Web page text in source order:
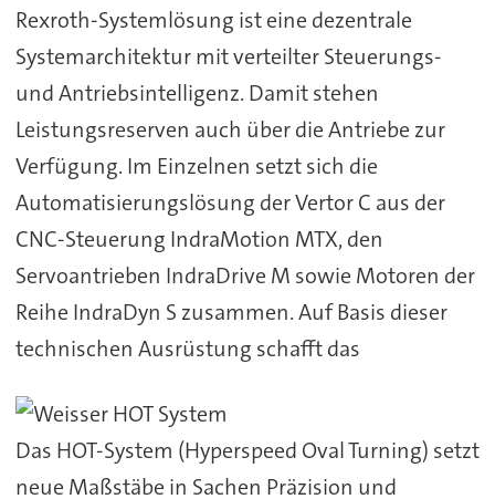
Rexroth-Systemlösung ist eine dezentrale
Systemarchitektur mit verteilter Steuerungs-
und Antriebsintelligenz. Damit stehen
Leistungsreserven auch über die Antriebe zur
Verfügung. Im Einzelnen setzt sich die
Automatisierungslösung der Vertor C aus der
CNC-Steuerung IndraMotion MTX, den
Servoantrieben IndraDrive M sowie Motoren der
Reihe IndraDyn S zusammen. Auf Basis dieser
technischen Ausrüstung schafft das
Das HOT-System (Hyperspeed Oval Turning) setzt
neue Maßstäbe in Sachen Präzision und